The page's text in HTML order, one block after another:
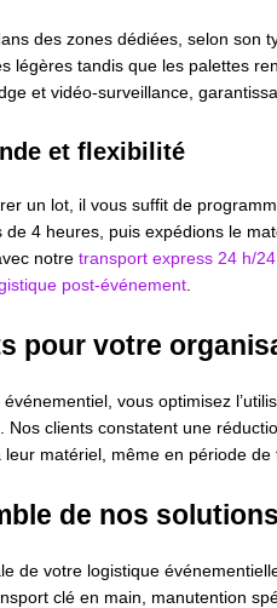
des zones dédiées, selon son
légères tandis que les palettes
et vidéo-surveillance,
et flexibilité
un lot, il vous suffit de
4 heures, puis expédions le
notre transport express 24 h/24
post-événement
pour votre
vous optimisez
Nos clients constatent une
matériel, même en période de
de nos solutions
de votre logistique
clé en main, manutention